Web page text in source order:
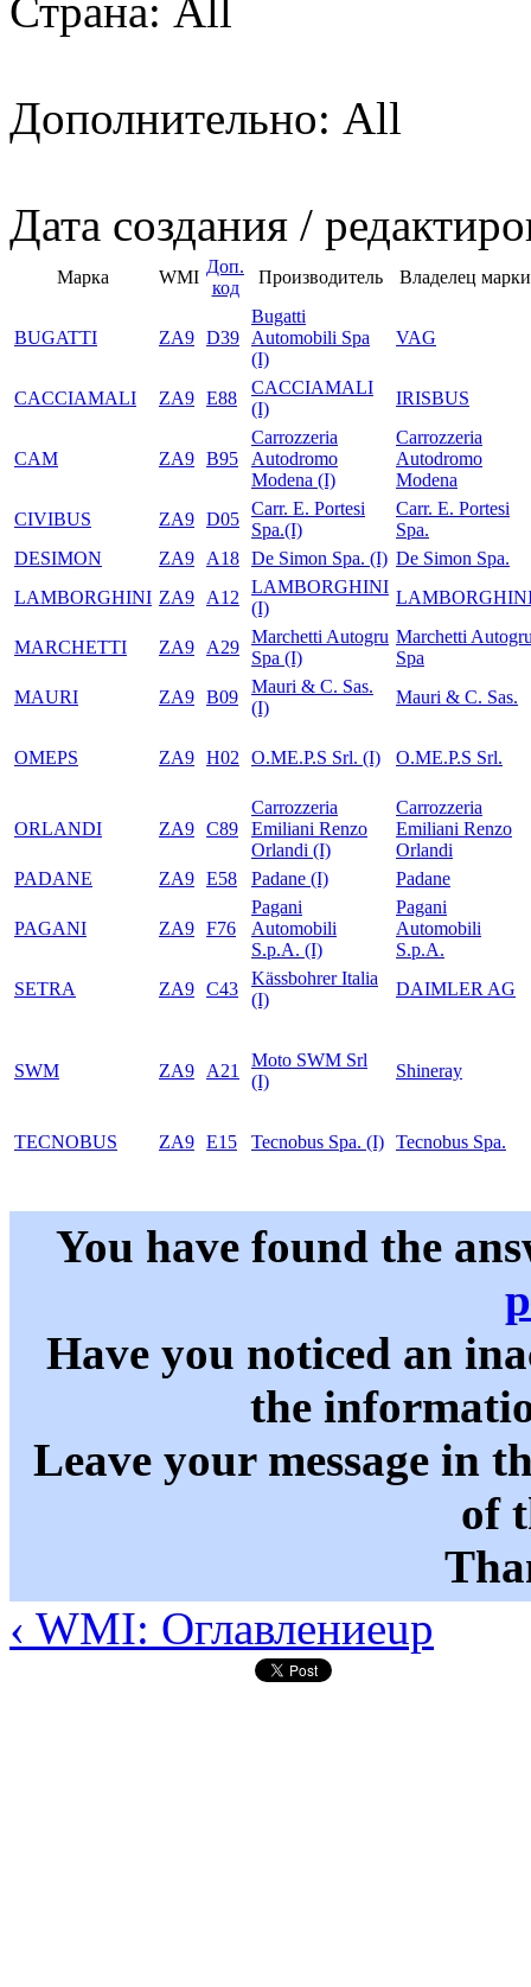
Страна: All
Дополнительно: All
Дата создания /
Марка WMI
Доп.
код
Производитель Владелец марки
BUGATTI ZA9 D39
Bugatti
Automobili Spa
(I)
VAG
CACCIAMALI ZA9 E88
CACCIAMALI
(I)
IRISBUS
CAM ZA9 B95
Carrozzeria
Autodromo
Modena (I)
Carrozzeria
Autodromo
Modena
CIVIBUS
ZA9 D05
Carr. E. Portesi
Spa.(I)
Carr. E. Portesi
Spa.
DESIMON
ZA9 A18 De Simon Spa. (I) De Simon Spa.
LAMBORGHINI ZA9 A12
LAMBORGHINI
(I)
MARCHETTI ZA9 A29
Marchetti Autogru
Spa (I)
Marchetti
Spa
MAURI
ZA9 B09
Mauri & C. Sas.
(I)
Mauri & C. Sas.
OMEPS ZA9 H02 O.ME.P.S Srl. (I) O.ME.P.S Srl.
ORLANDI ZA9 C89
Carrozzeria
Emiliani Renzo
Orlandi (I)
Carrozzeria
Emiliani Renzo
Orlandi
PADANE
ZA9 E58 Padane (I) Padane
PAGANI ZA9 F76
Pagani
Automobili
S.p.A. (I)
Pagani
Automobili
S.p.A.
SETRA
ZA9 C43
Kässbohrer Italia
(I)
DAIMLER AG
SWM ZA9 A21
Moto SWM Srl
(I)
Shineray
TECNOBUS ZA9 E15 Tecnobus Spa. (I) Tecnobus Spa.
You have found the
Have you noticed an
the
Leave your message in
of
‹ WMI: Оглавлениеup